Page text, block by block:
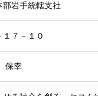
部岩手統轄支社
７－１０
保幸